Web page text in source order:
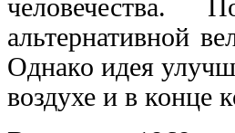
альтернативной
Однако идея
воздухе и в конце